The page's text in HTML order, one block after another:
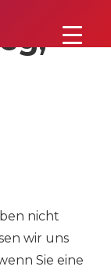
nicht
wir uns
Sie eine